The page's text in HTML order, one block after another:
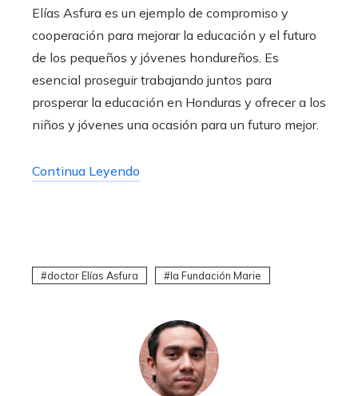
Elías Asfura es un ejemplo de compromiso y
cooperación para mejorar la educación y el futuro
de los pequeños y jóvenes hondureños. Es
esencial proseguir trabajando juntos para
prosperar la educación en Honduras y ofrecer a los
niños y jóvenes una ocasión para un futuro mejor.
Continua Leyendo
doctor Elías Asfura la Fundación Marie